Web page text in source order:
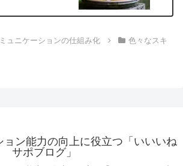
ュニケーションの仕組み化
色々なスキ
ョン能力の向上に役立つ「いいいね
サポブログ」